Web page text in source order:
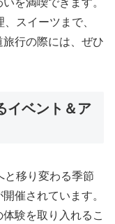
を満喫できます。
スイーツまで、
行の際には、ぜひ
イベント＆ア
と移り変わる季節
催されています。
験を取り入れるこ